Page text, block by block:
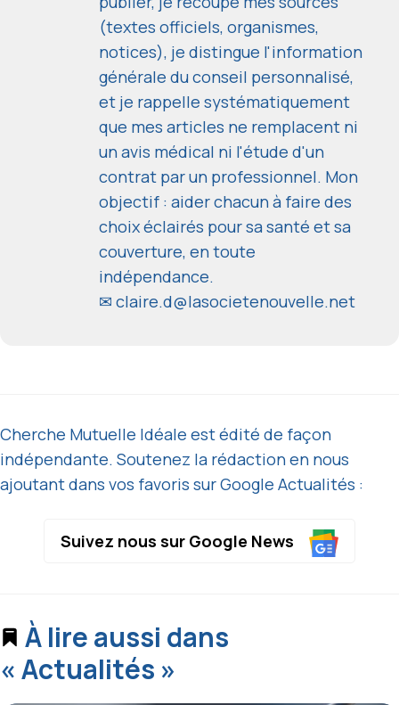
(textes officiels, organismes,
notices), je distingue l'information
générale du conseil personnalisé,
et je rappelle systématiquement
que mes articles ne remplacent ni
un avis médical ni l'étude d'un
contrat par un professionnel. Mon
objectif : aider chacun à faire des
choix éclairés pour sa santé et sa
couverture, en toute
indépendance.
✉ claire.d@lasocietenouvelle.net
Cherche Mutuelle Idéale est édité de façon
indépendante. Soutenez la rédaction en nous
ajoutant dans vos favoris sur Google Actualités :
Suivez nous sur Google News
À lire aussi dans
« Actualités »